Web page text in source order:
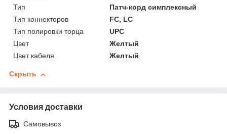
Тип
Патч-корд симплексный
Тип коннекторов
FC, LC
Тип полировки торца
UPC
Цвет
Желтый
Цвет кабеля
Желтый
Скрыть
Условия доставки
Самовывоз